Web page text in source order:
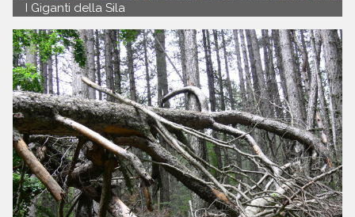
I Giganti della Sila